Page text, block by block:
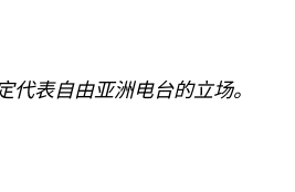
表自由亚洲电台的立场。